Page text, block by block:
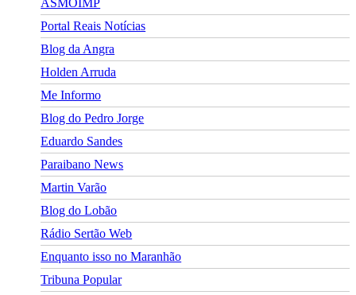
ASMOIMP
Portal Reais Notí­cias
Blog da Angra
Holden Arruda
Me Informo
Blog do Pedro Jorge
Eduardo Sandes
Paraibano News
Martin Varão
Blog do Lobão
Rádio Sertão Web
Enquanto isso no Maranhão
Tribuna Popular